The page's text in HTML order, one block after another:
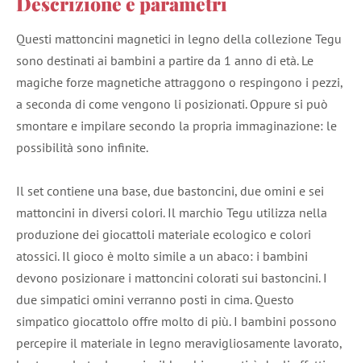
Questi mattoncini magnetici in legno della collezione Tegu
sono destinati ai bambini a partire da 1 anno di età. Le
magiche forze magnetiche attraggono o respingono i pezzi,
a seconda di come vengono li posizionati. Oppure si può
smontare e impilare secondo la propria immaginazione: le
possibilità sono infinite.
Il set contiene una base, due bastoncini, due omini e sei
mattoncini in diversi colori. Il marchio Tegu utilizza nella
produzione dei giocattoli materiale ecologico e colori
atossici. Il gioco è molto simile a un abaco: i bambini
devono posizionare i mattoncini colorati sui bastoncini. I
due simpatici omini verranno posti in cima. Questo
simpatico giocattolo offre molto di più. I bambini possono
percepire il materiale in legno meravigliosamente lavorato,